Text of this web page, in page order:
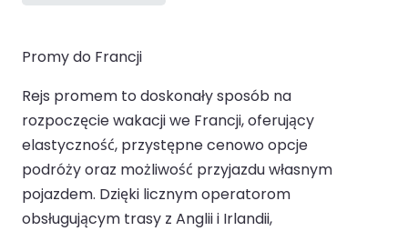
Promy do Francji
Rejs promem to doskonały sposób na
rozpoczęcie wakacji we Francji, oferujący
elastyczność, przystępne cenowo opcje
podróży oraz możliwość przyjazdu własnym
pojazdem. Dzięki licznym operatorom
obsługującym trasy z Anglii i Irlandii,